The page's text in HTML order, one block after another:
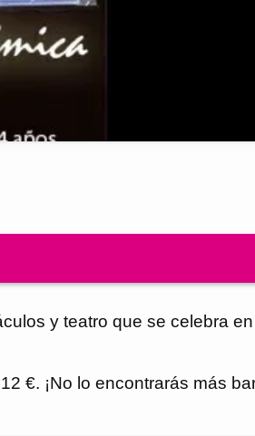
y teatro que se celebra
€. ¡No lo encontrarás más